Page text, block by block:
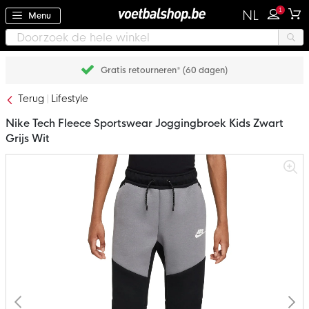
Menu NL 1
Gratis retourneren* (60 dagen)
Terug Lifestyle
Nike Tech Fleece Sportswear Joggingbroek Kids Zwart
Grijs Wit